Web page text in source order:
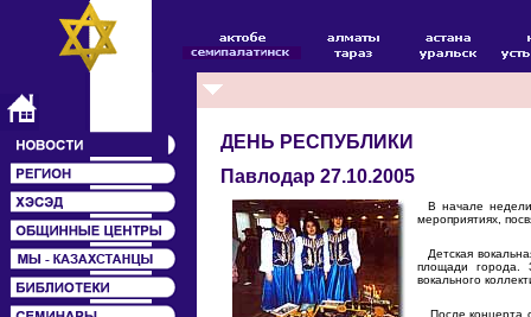
ДЕНЬ РЕСПУБЛИКИ
Павлодар 27.10.2005
В начале недели
мероприятиях,
Детская
площади города.
вокального